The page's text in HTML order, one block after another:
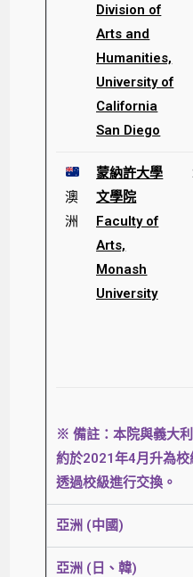
Division of
Arts and
Humanities,
University of
California
San Diego
澳
洲
蒙納許大學
文學院
Faculty of
Arts,
Monash
University
※ 備註：本院與義大
約於2021年4月升為
透過校級進行交換。
亞洲 (中國)
亞洲 (日、韓)